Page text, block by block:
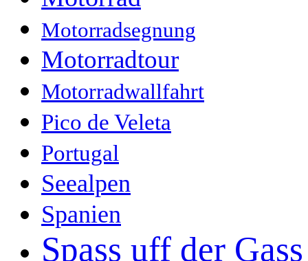
Motorradsegnung
Motorradtour
Motorradwallfahrt
Pico de Veleta
Portugal
Seealpen
Spanien
Spass uff der Gass